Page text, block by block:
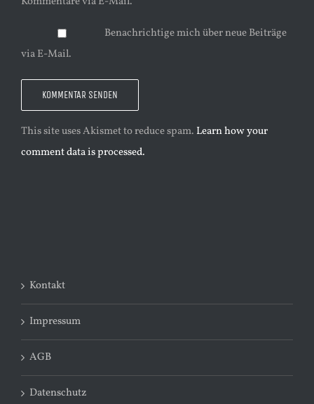
Benachrichtige mich über neue Beiträge
via E-Mail.
This site uses Akismet to reduce spam. Learn how your
comment data is processed.
Kontakt
Impressum
AGB
Datenschutz